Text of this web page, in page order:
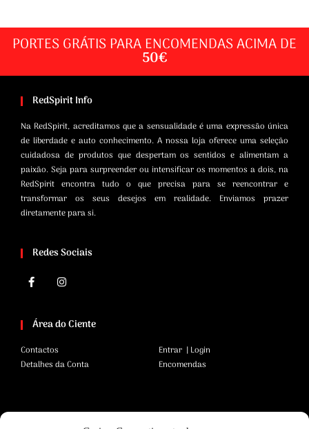
PORTES GRÁTIS PARA ENCOMENDAS ACIMA DE
50€
RedSpirit Info
Na RedSpirit, acreditamos que a sensualidade é uma expressão única
de liberdade e auto conhecimento. A nossa loja oferece uma seleção
cuidadosa de produtos que despertam os sentidos e alimentam a
paixão. Seja para surpreender ou intensificar os momentos a dois, na
RedSpirit encontra tudo o que precisa para se reencontrar e
transformar os seus desejos em realidade. Enviamos prazer
diretamente para si.
Redes Sociais
Área do Ciente
Contactos
Detalhes da Conta
Entrar | Login
Encomendas